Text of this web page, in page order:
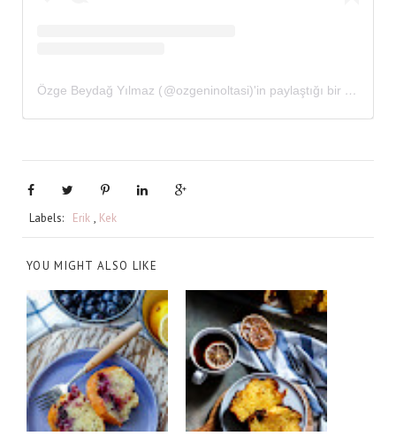
Özge Beydağ Yılmaz (@ozgeninoltasi)'in paylaştığı bir gönderi
Labels: Erik , Kek
YOU MIGHT ALSO LIKE